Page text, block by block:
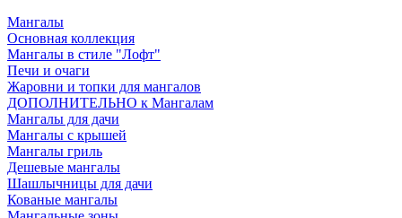
Мангалы
Основная коллекция
Мангалы в стиле "Лофт"
Печи и очаги
Жаровни и топки для мангалов
ДОПОЛНИТЕЛЬНО к Мангалам
Мангалы для дачи
Мангалы с крышей
Мангалы гриль
Дешевые мангалы
Шашлычницы для дачи
Кованые мангалы